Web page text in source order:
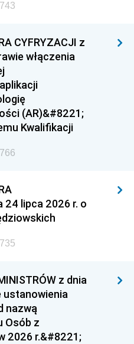
CYFRYZACJI z
włączenia
(AR)&#8221;
Kwalifikacji
24 lipca 2026 r. o
z dnia
ustanowienia
nazwą
Osób z
2026 r.&#8221;